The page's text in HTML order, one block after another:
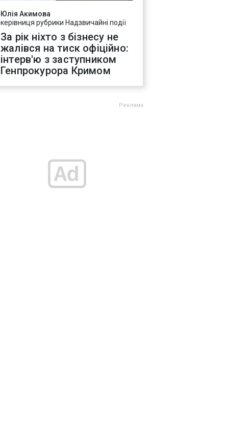
Юлія Акимова
керівниця рубрики Надзвичайні події
За рік ніхто з бізнесу не
жалівся на тиск офіційно:
інтерв'ю з заступником
Генпрокурора Кримом